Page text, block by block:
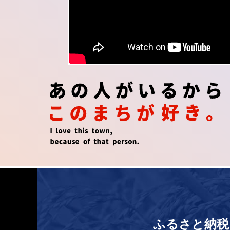
ふるさと納税